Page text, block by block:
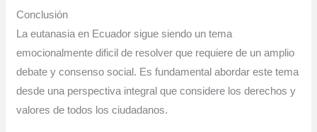
Conclusión
La eutanasia en Ecuador sigue siendo un tema
emocionalmente dificil de resolver que requiere de un amplio
debate y consenso social. Es fundamental abordar este tema
desde una perspectiva integral que considere los derechos y
valores de todos los ciudadanos.